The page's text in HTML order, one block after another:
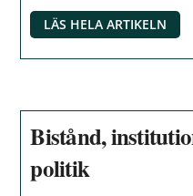
LÄS HELA ARTIKELN
Bistånd,
politik